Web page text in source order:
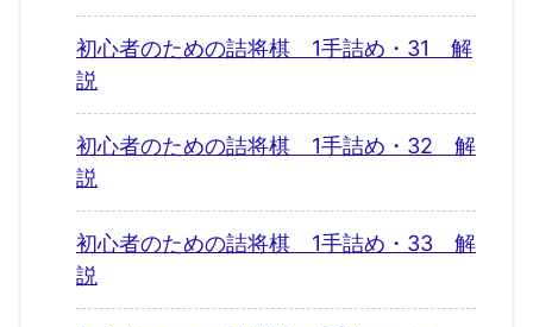
初心者のための詰将棋 1手詰め・31 解
説
初心者のための詰将棋 1手詰め・32 解
説
初心者のための詰将棋 1手詰め・33 解
説